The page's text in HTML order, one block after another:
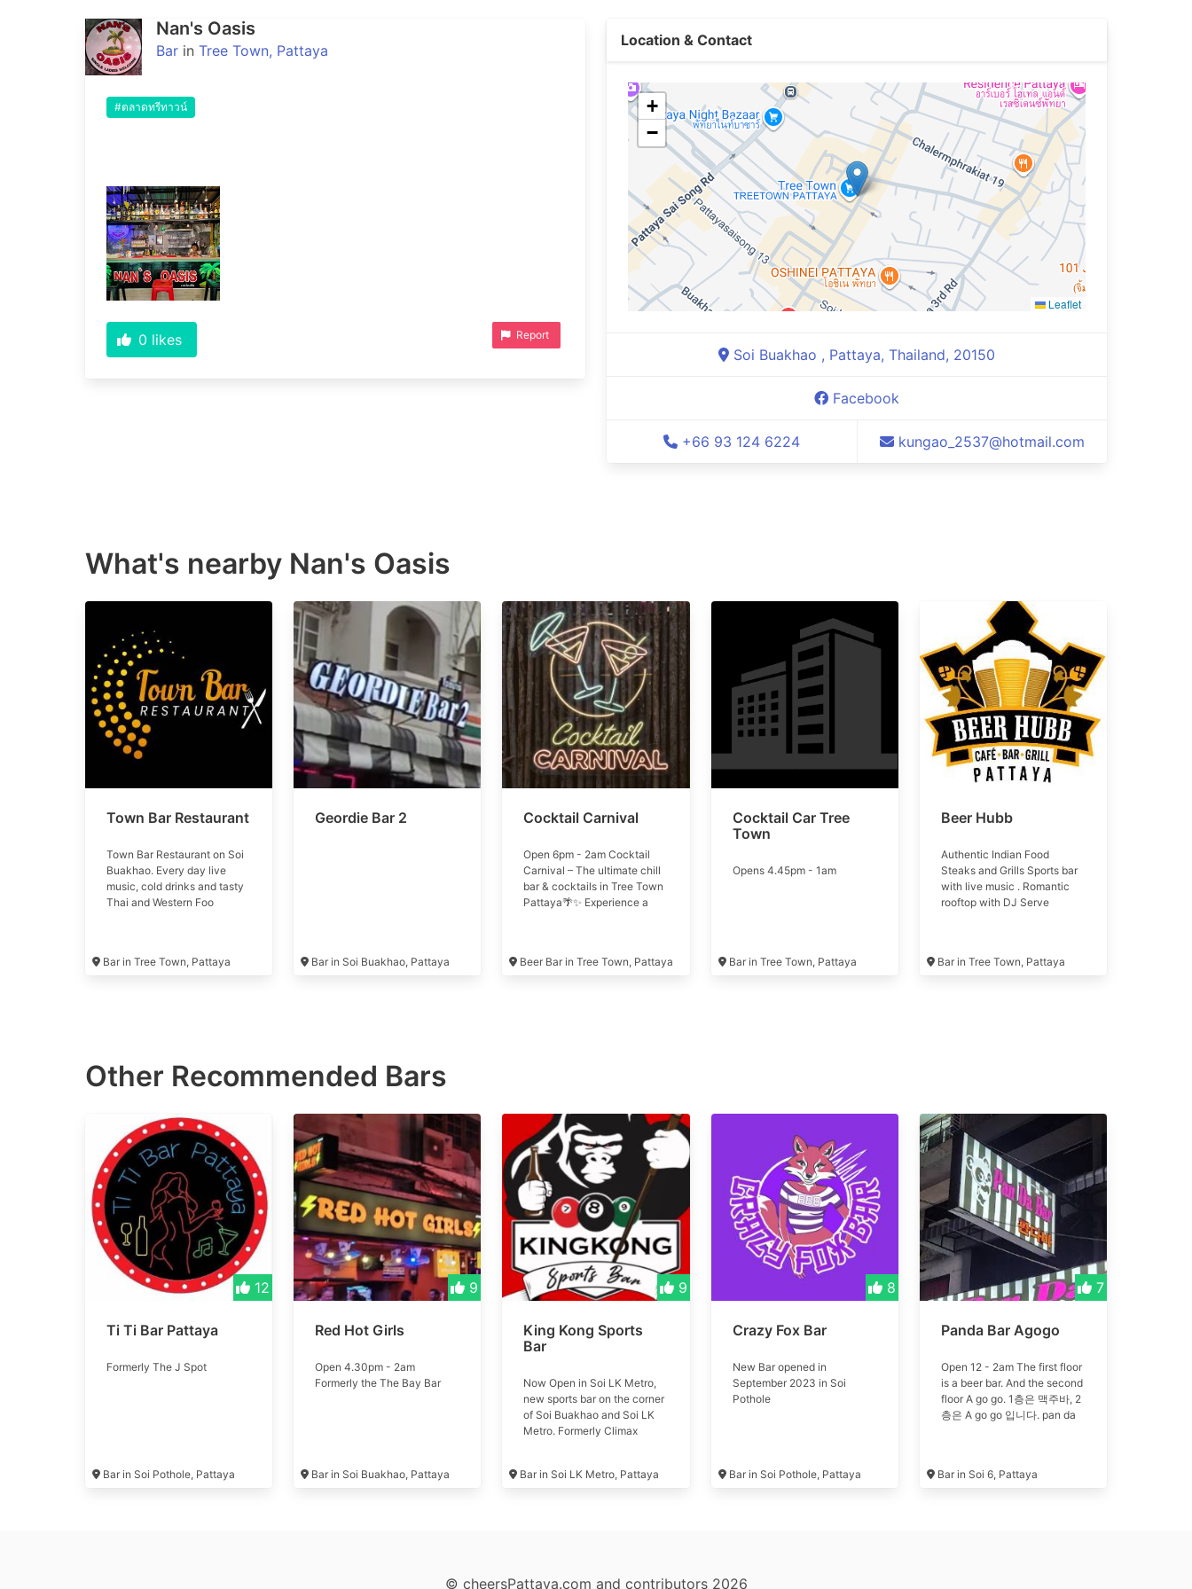
Nan's Oasis
Bar in Tree Town, Pattaya
#ตลาดทรีทาวน์
0 likes Report
Location & Contact
+
−
Leaflet
Soi Buakhao , Pattaya, Thailand, 20150
Facebook
+66 93 124 6224 kungao_2537@hotmail.com
What's nearby Nan's Oasis
Town Bar Restaurant
Town Bar Restaurant on Soi
Buakhao. Every day live
music, cold drinks and tasty
Thai and Western Foo
Bar in Tree Town, Pattaya
Geordie Bar 2
Bar in Soi Buakhao, Pattaya
Cocktail Carnival
Open 6pm - 2am Cocktail
Carnival – The ultimate chill
bar & cocktails in Tree Town
Pattaya🌴✨ Experience a
top-notch featuring premium
An absolute must-try 😍
Don’t wait too long—tables
fill up fast! See you here for
an amazing night 🍾 🎉
Cocktail Carnival บาร์สุดชิล
ใน Tree Town พัทยา ที่มา
พร้อมบรรยากาศทรอปิคอลสุดเก๋
เหมือนยกบีชบาร์มาไว้กลาง
เมือง เครื่องดื่มที่นี่บอกเลยว่าจัด
เต็ม ทั้งค็อกเทลสุดพรีเมียมจาก
บาร์เทนเดอร์มือโปร และ
บรรยากาศสุดโรแมนติกที่เหมาะ
นั่งชิล 🔥 พิเศษ! โปรสุดคุ้มที่ต้อง
โดน 🍺 เบียร์ 5 ขวด เพียง 388
แก้ว แค่ 1,099 บาท บอกเลยว่า
เด็ดมาก คุ้มสุดๆ ใครอยากสัมผัส
บรรยากาศดีๆ จิบเครื่องดื่ม
อร่อยๆ รีบมากันหน่อยน้าา
Beer Bar in Tree Town, Pattaya
Cocktail Car Tree
Town
Opens 4.45pm - 1am
Bar in Tree Town, Pattaya
Beer Hubb
Authentic Indian Food
Steaks and Grills Sports bar
with live music . Romantic
rooftop with DJ Serve
Bar in Tree Town, Pattaya
Other Recommended Bars
12
Ti Ti Bar Pattaya
Formerly The J Spot
Bar in Soi Pothole, Pattaya
9
Red Hot Girls
Open 4.30pm - 2am
Formerly the The Bay Bar
Bar in Soi Buakhao, Pattaya
9
King Kong Sports
Bar
Now Open in Soi LK Metro,
new sports bar on the corner
of Soi Buakhao and Soi LK
Metro. Formerly Climax
Bar in Soi LK Metro, Pattaya
8
Crazy Fox Bar
New Bar opened in
September 2023 in Soi
Pothole
Bar in Soi Pothole, Pattaya
7
Panda Bar Agogo
Open 12 - 2am The first floor
is a beer bar. And the second
floor A go go. 1층은 맥주바, 2
층은 A go go 입니다. pan da
Bar in Soi 6, Pattaya
© cheersPattaya.com and contributors 2026